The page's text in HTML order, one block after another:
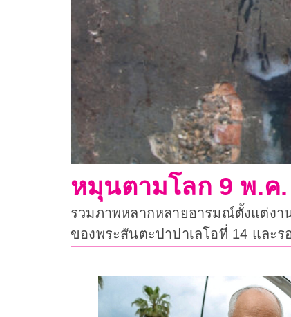
หมุนตามโลก 9 พ.ค.
รวมภาพหลากหลายอารมณ์ตั้งแต่งา
ของพระสันตะปาปาเลโอที่ 14 และ